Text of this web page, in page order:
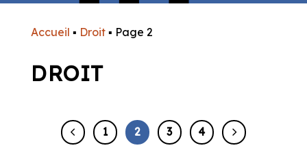
Accueil ▪ Droit ▪ Page 2
DROIT
1 2 3 4